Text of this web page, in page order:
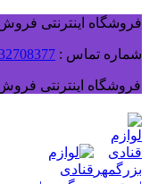
فروشگاه اینترنتی
شماره تماس :
فروشگاه اینترنتی